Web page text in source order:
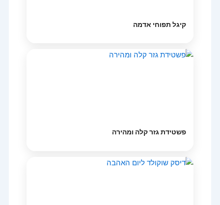
קיגל תפוחי אדמה
פשטידת גזר קלה ומהירה